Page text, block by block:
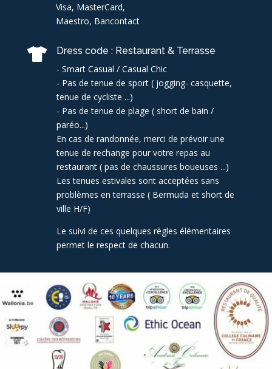
Visa, MasterCard,
Maestro, Bancontact

Dress code : Restaurant & Terrasse
- Smart Casual / Casual Chic
- Pas de tenue de sport ( jogging- casquette,
tenue de cycliste ...)
- Pas de tenue de plage ( short de bain /
paréo...)
En cas de randonnée, merci de prévoir une
tenue de rechange pour votre repas au
restaurant ( pas de chaussures boueuses ...)
Les tenues estivales sont acceptées sans
problèmes en terrasse ( Bermuda et short de
ville H/F)
Le suivi de ces quelques règles élémentaires
permet le respect de chacun.